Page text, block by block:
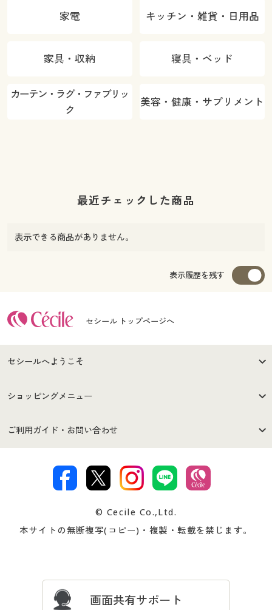
家電 キッチン・雑貨・日用品
家具・収納 寝具・ベッド
カーテン・ラグ・ファブリッ
ク
美容・健康・サプリメント
最近チェックした商品
表示できる商品がありません。
表示履歴を残す
セシール トップページへ
セシールへようこそ
はじめての方へ
セシールご利用規約
著作権・商標について 会社案内
ショッピングメニュー
商品カテゴリ
プレゼント＆キャンペーン サイトマップ
ご利用ガイド・お問い合わせ
交換・返品は お支払は
ついて
忘れの場合
© Cecile Co.,Ltd.
本サイトの無断複写(コピー)・複製・転載を禁じます。
画面共有サポート